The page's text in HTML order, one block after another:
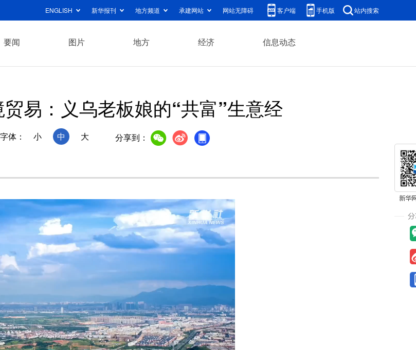
ENGLISH 新华报刊 地方频道 承建网站 网站无障碍 客户端 手机版 站内搜索
要闻 图片 地方 经济 信息动态
易：义乌老板娘的“共富”生意经
字体： 小 中 大 分享到：